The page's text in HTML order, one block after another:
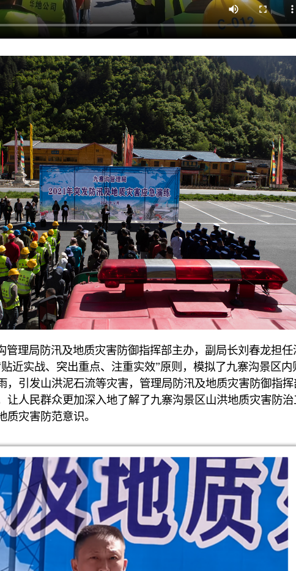
理局防汛及地质灾害防御指挥部主办，副局长刘春龙担任
近实战、突出重点、注重实效”原则，模拟了九寨沟景区内
，引发山洪泥石流等灾害，管理局防汛及地质灾害防御指挥
让人民群众更加深入地了解了九寨沟景区山洪地质灾害防治
灾害防范意识。